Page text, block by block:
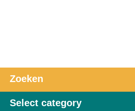
Zoeken
Select category